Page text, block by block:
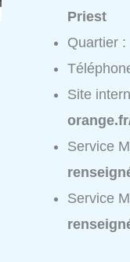
Priest
Quartier :
Site
Service
Service